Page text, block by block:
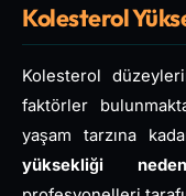
Kolesterol
Kolesterol
faktörler
yaşam tarzına
yüksekliği